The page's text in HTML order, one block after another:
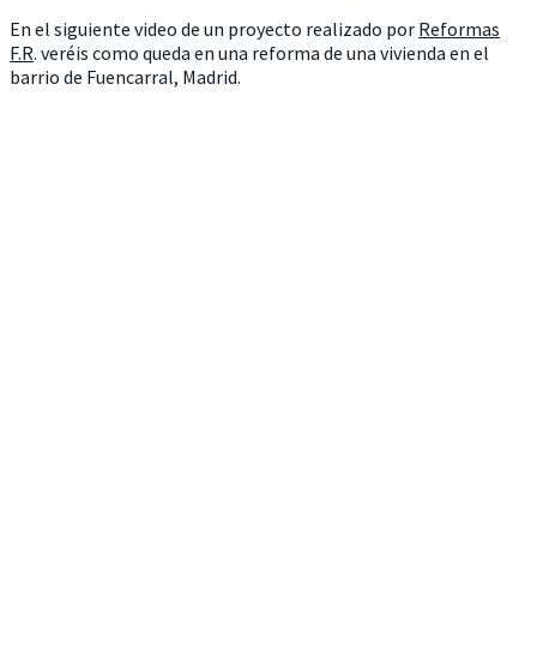
En el siguiente video de un proyecto realizado por Reformas
F.R. veréis como queda en una reforma de una vivienda en el
barrio de Fuencarral, Madrid.